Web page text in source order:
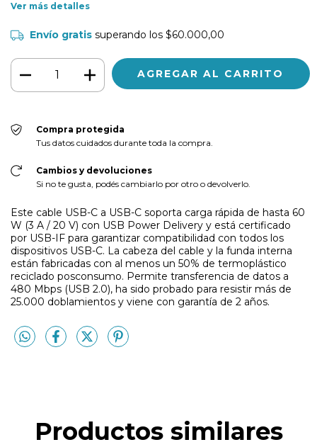
Ver más detalles
Envío gratis superando los $60.000,00
Compra protegida
Tus datos cuidados durante toda la compra.
Cambios y devoluciones
Si no te gusta, podés cambiarlo por otro o devolverlo.
Este cable USB-C a USB-C soporta carga rápida de hasta 60
W (3 A / 20 V) con USB Power Delivery y está certificado
por USB-IF para garantizar compatibilidad con todos los
dispositivos USB-C. La cabeza del cable y la funda interna
están fabricadas con al menos un 50% de termoplástico
reciclado posconsumo. Permite transferencia de datos a
480 Mbps (USB 2.0), ha sido probado para resistir más de
25.000 doblamientos y viene con garantía de 2 años.
Productos similares